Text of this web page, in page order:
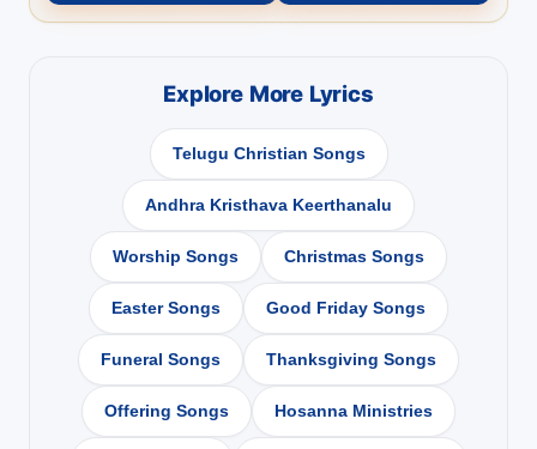
Explore More Lyrics
Telugu Christian Songs
Andhra Kristhava Keerthanalu
Worship Songs Christmas Songs
Easter Songs Good Friday Songs
Funeral Songs Thanksgiving Songs
Offering Songs Hosanna Ministries